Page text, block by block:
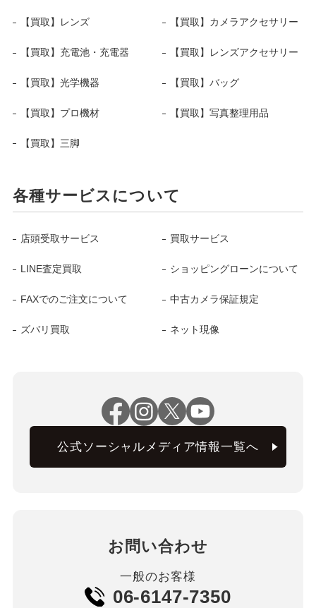
【買取】レンズ 【買取】カメラアクセサリー
【買取】充電池・充電器 【買取】レンズアクセサリー
【買取】光学機器 【買取】バッグ
【買取】プロ機材 【買取】写真整理用品
【買取】三脚
各種サービスについて
店頭受取サービス 買取サービス
LINE査定買取 ショッピングローンについて
FAXでのご注文について 中古カメラ保証規定
ズバリ買取 ネット現像
公式ソーシャルメディア情報一覧へ
お問い合わせ
一般のお客様
06-6147-7350